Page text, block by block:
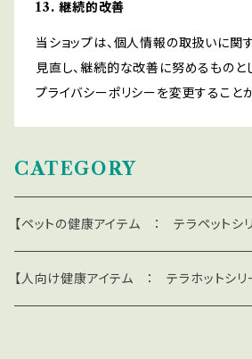
13. 継続的改善
当ショップは、個人情報の取扱いに関
見直し、継続的な改善に努めるものと
プライバシーポリシーを変更すること
CATEGORY
【ペットの健康アイテム ： テラペットシリ
＊遠赤外線で血行促進：テラペット・ケア・
【人向け健康アイテム ： テラホットシリ